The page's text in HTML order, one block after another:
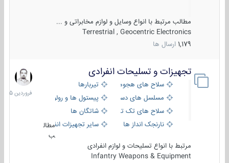
مطالب مرتبط با انواع وسایل و لوازم مخابراتی و ...
Terrestrial , Geocentric Electronics
1,179 ارسال ها
تجهیزات و تسلیحات انفرادی
سلاح های هجومی
تیربارها
مسلسل های دستی
پیستول ها و رولورها
سلاح های تک تیر اندازیشاتگان ها
نارنجک انداز ها
سایر تجهیزات انفرادی
مطال
ب
مرتبط با انواع تسلیحات و لوازم انفرادی
Infantry Weapons & Equipment
17
فروردین
1405